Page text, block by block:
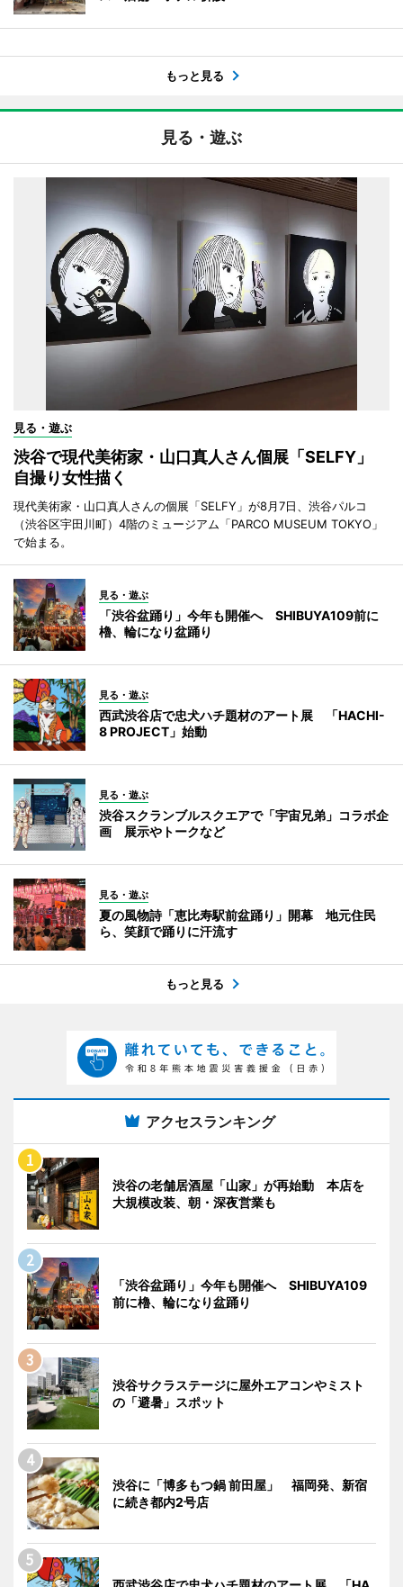
もっと見る
見る・遊ぶ
見る・遊ぶ
渋谷で現代美術家・山口真人さん個展「SELFY」
自撮り女性描く
現代美術家・山口真人さんの個展「SELFY」が8月7日、渋谷パルコ
（渋谷区宇田川町）4階のミュージアム「PARCO MUSEUM TOKYO」
で始まる。
見る・遊ぶ
「渋谷盆踊り」今年も開催へ SHIBUYA109前に
櫓、輪になり盆踊り
見る・遊ぶ
西武渋谷店で忠犬ハチ題材のアート展 「HACHI-
8 PROJECT」始動
見る・遊ぶ
渋谷スクランブルスクエアで「宇宙兄弟」コラボ企
画 展示やトークなど
見る・遊ぶ
夏の風物詩「恵比寿駅前盆踊り」開幕 地元住民
ら、笑顔で踊りに汗流す
もっと見る
アクセスランキング
渋谷の老舗居酒屋「山家」が再始動 本店を
大規模改装、朝・深夜営業も
「渋谷盆踊り」今年も開催へ SHIBUYA109
前に櫓、輪になり盆踊り
渋谷サクラステージに屋外エアコンやミスト
の「避暑」スポット
渋谷に「博多もつ鍋 前田屋」 福岡発、新宿
に続き都内2号店